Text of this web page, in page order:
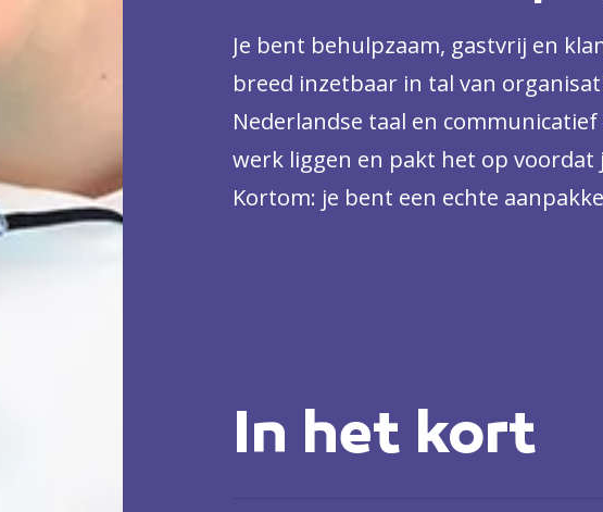
schoonmaakbedrijf of
Je bent behulpzaam, gastvrij en
breed inzetbaar in tal van
Nederlandse taal en communicatief
werk liggen en pakt het op voordat
Kortom: je bent een echte
In het kort